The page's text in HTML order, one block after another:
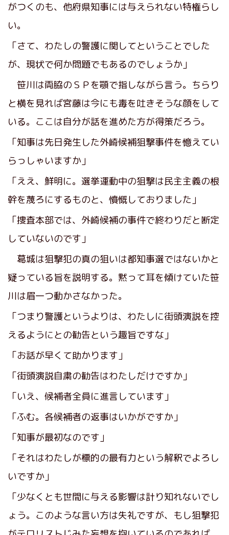
がつくのも、他府県知事には与えられない特権らし
い。
「さて、わたしの警護に関してということでした
が、現状で何か問題でもあるのでしょうか」
笹川は両脇のＳＰを顎で指しながら言う。ちらり
と横を見れば宮藤は今にも毒を吐きそうな顔をして
いる。ここは自分が話を進めた方が得策だろう。
「知事は先日発生した外崎候補狙撃事件を憶えてい
らっしゃいますか」
「ええ、鮮明に。選挙運動中の狙撃は民主主義の根
幹を蔑ろにするものと、憤慨しておりました」
「捜査本部では、外崎候補の事件で終わりだと断定
していないのです」
葛城は狙撃犯の真の狙いは都知事選ではないかと
疑っている旨を説明する。黙って耳を傾けていた笹
川は眉一つ動かさなかった。
「つまり警護というよりは、わたしに街頭演説を控
えるようにとの勧告という趣旨ですな」
「お話が早くて助かります」
「街頭演説自粛の勧告はわたしだけですか」
「いえ、候補者全員に進言しています」
「ふむ。各候補者の返事はいかがですか」
「知事が最初なのです」
「それはわたしが標的の最有力という解釈でよろし
いですか」
「少なくとも世間に与える影響は計り知れないでし
ょう。このような言い方は失礼ですが、もし狙撃犯